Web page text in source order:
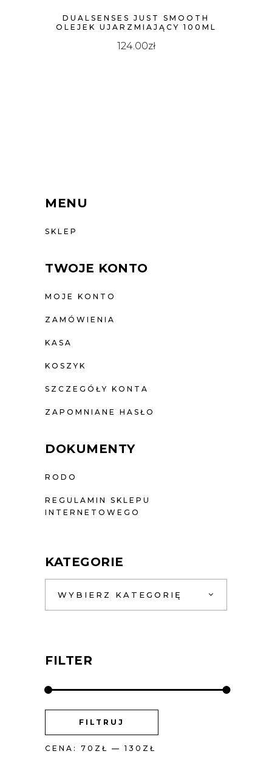
DUALSENSES JUST SMOOTH
OLEJEK UJARZMIAJĄCY 100ML
124.00zł
MENU
SKLEP
TWOJE KONTO
MOJE KONTO
ZAMÓWIENIA
KASA
KOSZYK
SZCZEGÓŁY KONTA
ZAPOMNIANE HASŁO
DOKUMENTY
RODO
REGULAMIN SKLEPU
INTERNETOWEGO
KATEGORIE
WYBIERZ KATEGORIĘ
FILTER
FILTRUJ
CENA: 70ZŁ — 130ZŁ